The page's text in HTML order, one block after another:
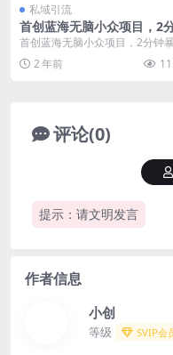
私域引流
首创蓝海无脑小众项目，2
钟暴力吸粉小姐姐富太太，
入几十万【揭秘】
首创蓝海无脑小众项目，2分钟
吸粉小姐姐富太太，月入几十万
【揭秘】 这个项目是...
2 年前
评论(0)
提示：请文明发言
作者信息
小创
等级 SVIP会